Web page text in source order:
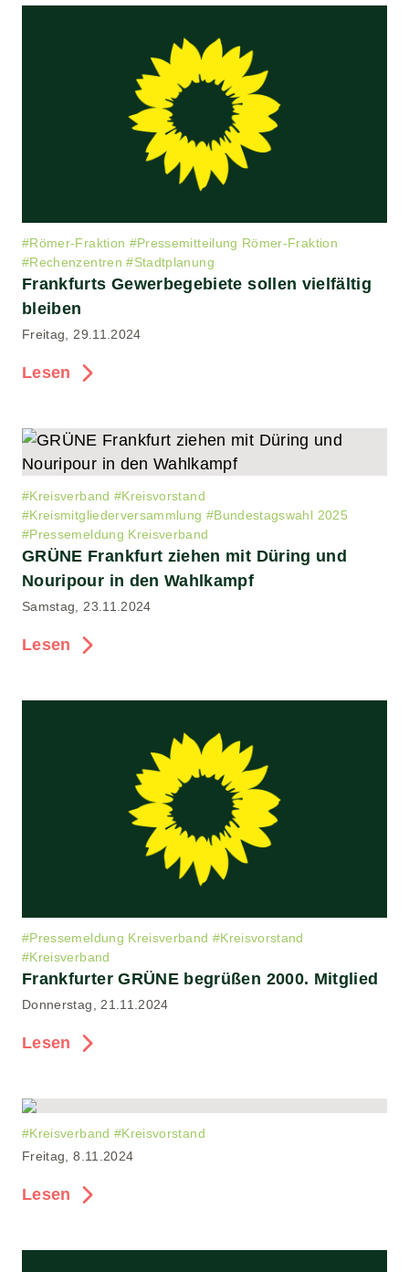
#Römer-Fraktion #Pressemitteilung Römer-Fraktion
#Rechenzentren #Stadtplanung
Frankfurts Gewerbegebiete sollen vielfältig
bleiben
Freitag, 29.11.2024
Lesen
#Kreisverband #Kreisvorstand
#Kreismitgliederversammlung #Bundestagswahl 2025
#Pressemeldung Kreisverband
GRÜNE Frankfurt ziehen mit Düring und
Nouripour in den Wahlkampf
Samstag, 23.11.2024
Lesen
#Pressemeldung Kreisverband #Kreisvorstand
#Kreisverband
Frankfurter GRÜNE begrüßen 2000. Mitglied
Donnerstag, 21.11.2024
Lesen
#Kreisverband #Kreisvorstand
Freitag, 8.11.2024
Lesen